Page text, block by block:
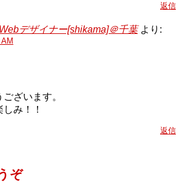
返信
デザイナー[shikama]＠千葉 より:
ざいます。
み！！
返信
ぞ